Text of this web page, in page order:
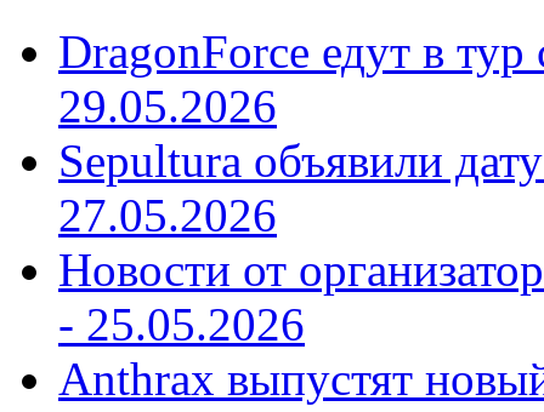
DragonForce едут в
29.05.2026
Sepultura объявили
27.05.2026
Новости от
- 25.05.2026
Anthrax выпустят